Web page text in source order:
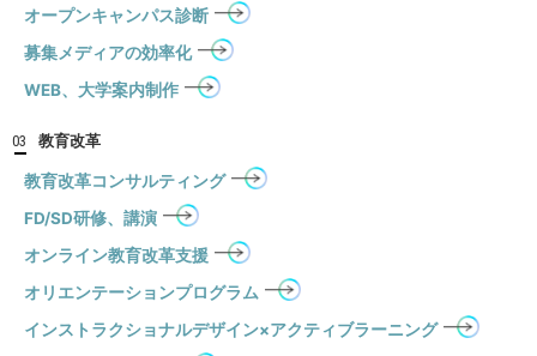
オープンキャンパス診断
募集メディアの効率化
WEB、大学案内制作
03 教育改革
教育改革コンサルティング
FD/SD研修、講演
オンライン教育改革支援
オリエンテーションプログラム
インストラクショナルデザイン×アクティブラーニング